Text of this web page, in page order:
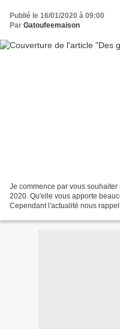
Publié le 16/01/2020 à 09:00
Par Gatoufeemaison
Je commence par vous
2020. Qu'elle vous apporte
Cependant l'actualité nous